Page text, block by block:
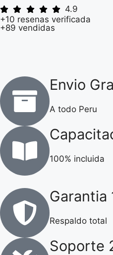
4.9
+10 resenas verificada
+89 vendidas
Envio
A todo Peru
100% incluida
Garantia
Respaldo total
Soporte